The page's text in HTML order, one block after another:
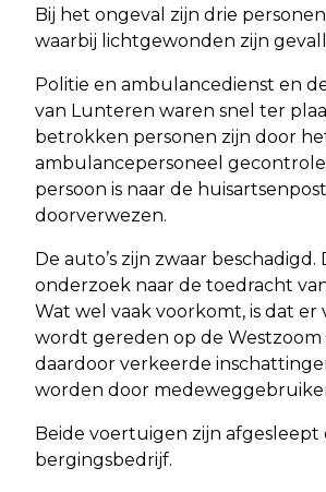
Bij het ongeval zijn drie
waarbij lichtgewonden zijn
Politie en ambulancedienst en
van Lunteren waren snel ter
betrokken personen zijn door
ambulancepersoneel
persoon is naar de huisartsenpost
doorverwezen.
De auto’s zijn zwaar
onderzoek naar de toedracht
Wat wel vaak voorkomt, is dat er
wordt gereden op de Westzoom
daardoor verkeerde
worden door
Beide voertuigen zijn afgesleept
bergingsbedrijf.